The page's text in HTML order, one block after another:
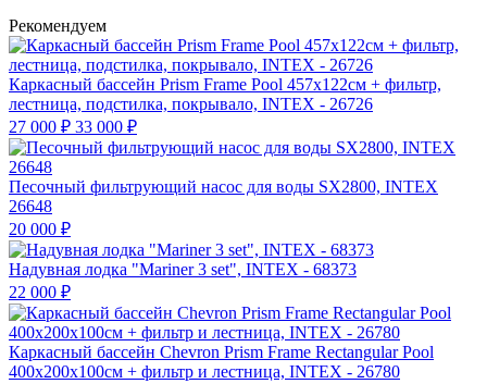
Рекомендуем
Каркасный бассейн Prism Frame Pool 457х122см + фильтр,
лестница, подстилка, покрывало, INTEX - 26726
27 000 ₽ 33 000 ₽
Песочный фильтрующий насос для воды SX2800, INTEX
26648
20 000 ₽
Надувная лодка "Mariner 3 set", INTEX - 68373
22 000 ₽
Каркасный бассейн Chevron Prism Frame Rectangular Pool
400х200х100см + фильтр и лестница, INTEX - 26780